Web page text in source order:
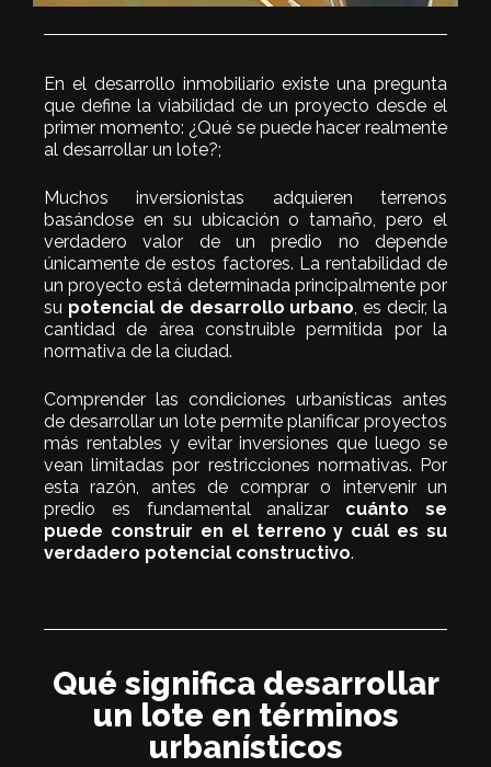
En el desarrollo inmobiliario existe una pregunta
que define la viabilidad de un proyecto desde el
primer momento: ¿Qué se puede hacer realmente
al desarrollar un lote?;
Muchos inversionistas adquieren terrenos
basándose en su ubicación o tamaño, pero el
verdadero valor de un predio no depende
únicamente de estos factores. La rentabilidad de
un proyecto está determinada principalmente por
su potencial de desarrollo urbano, es decir, la
cantidad de área construible permitida por la
normativa de la ciudad.
Comprender las condiciones urbanísticas antes
de desarrollar un lote permite planificar proyectos
más rentables y evitar inversiones que luego se
vean limitadas por restricciones normativas. Por
esta razón, antes de comprar o intervenir un
predio es fundamental analizar cuánto se
puede construir en el terreno y cuál es su
verdadero potencial constructivo.
Qué significa desarrollar
un lote en términos
urbanísticos